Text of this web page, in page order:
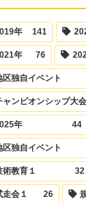
年 141
年 76
区独自イベント
ャンピオンシップ大会
年 44
区独自イベント
術教育１ 32
走会１ 26